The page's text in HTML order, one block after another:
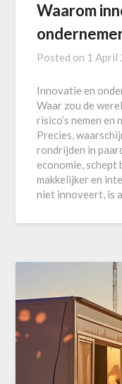
Waarom
Posted on 1 April
Innovatie en
Waar zou de
risico’s nemen
Precies,
rondrijden in
economie, schept
makkelijker en
niet innoveert, is